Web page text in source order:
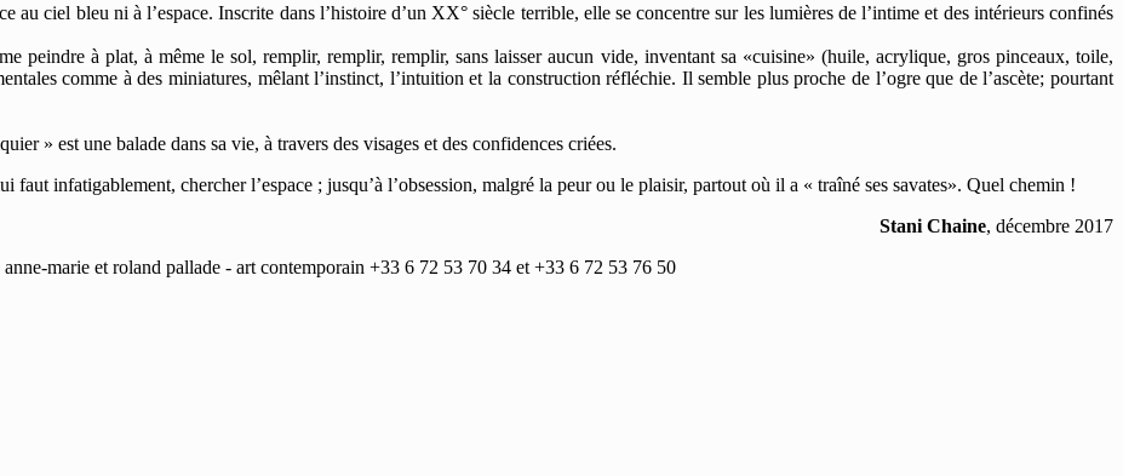
ciel bleu ni à l’espace. Inscrite dans l’histoire d’un XX° siècle terrible, elle se concentre sur les lumières de l’intime et des intérieurs confinés
peindre à plat, à même le sol, remplir, remplir, remplir, sans laisser aucun vide, inventant sa «cuisine» (huile, acrylique, gros pinceaux, toile,
comme à des miniatures, mêlant l’instinct, l’intuition et la construction réfléchie. Il semble plus proche de l’ogre que de l’ascète; pourtant
» est une balade dans sa vie, à travers des visages et des confidences criées.
infatigablement, chercher l’espace ; jusqu’à l’obsession, malgré la peur ou le plaisir, partout où il a « traîné ses savates». Quel chemin !
Stani Chaine, décembre 2017
marie et roland pallade - art contemporain +33 6 72 53 70 34 et +33 6 72 53 76 50